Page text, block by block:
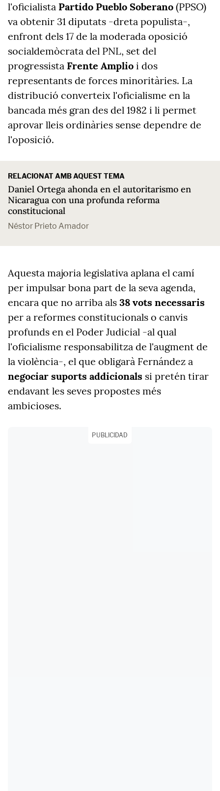
l'oficialista Partido Pueblo Soberano (PPSO)
va obtenir 31 diputats -dreta populista-,
enfront dels 17 de la moderada oposició
socialdemòcrata del PNL, set del
progressista Frente Amplio i dos
representants de forces minoritàries. La
distribució converteix l'oficialisme en la
bancada més gran des del 1982 i li permet
aprovar lleis ordinàries sense dependre de
l'oposició.
RELACIONAT AMB AQUEST TEMA
Daniel Ortega ahonda en el autoritarismo en
Nicaragua con una profunda reforma
constitucional
Néstor Prieto Amador
Aquesta majoria legislativa aplana el camí
per impulsar bona part de la seva agenda,
encara que no arriba als 38 vots necessaris
per a reformes constitucionals o canvis
profunds en el Poder Judicial -al qual
l'oficialisme responsabilitza de l'augment de
la violència-, el que obligarà Fernández a
negociar suports addicionals si pretén tirar
endavant les seves propostes més
ambicioses.
PUBLICIDAD